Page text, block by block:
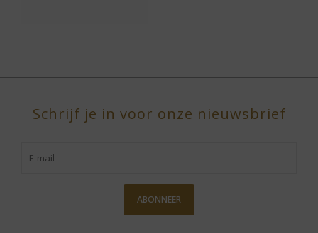
Schrijf je in voor onze nieuwsbrief
ABONNEER